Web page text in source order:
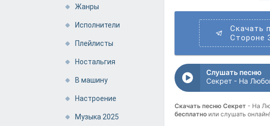
Жанры
Исполнители
Плейлисты
Ностальгия
В машину
Настроение
Музыка 2025
Скачать
Стороне
Слушать песню
Скачать песню Секрет - На
бесплатно или слушать онлайн!